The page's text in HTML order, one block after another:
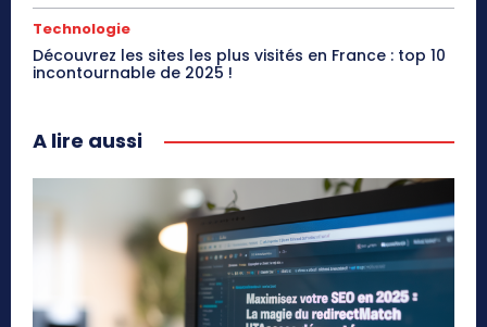
Technologie
Découvrez les sites les plus visités en France : top 10
incontournable de 2025 !
A lire aussi